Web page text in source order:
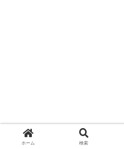
ホーム 検索